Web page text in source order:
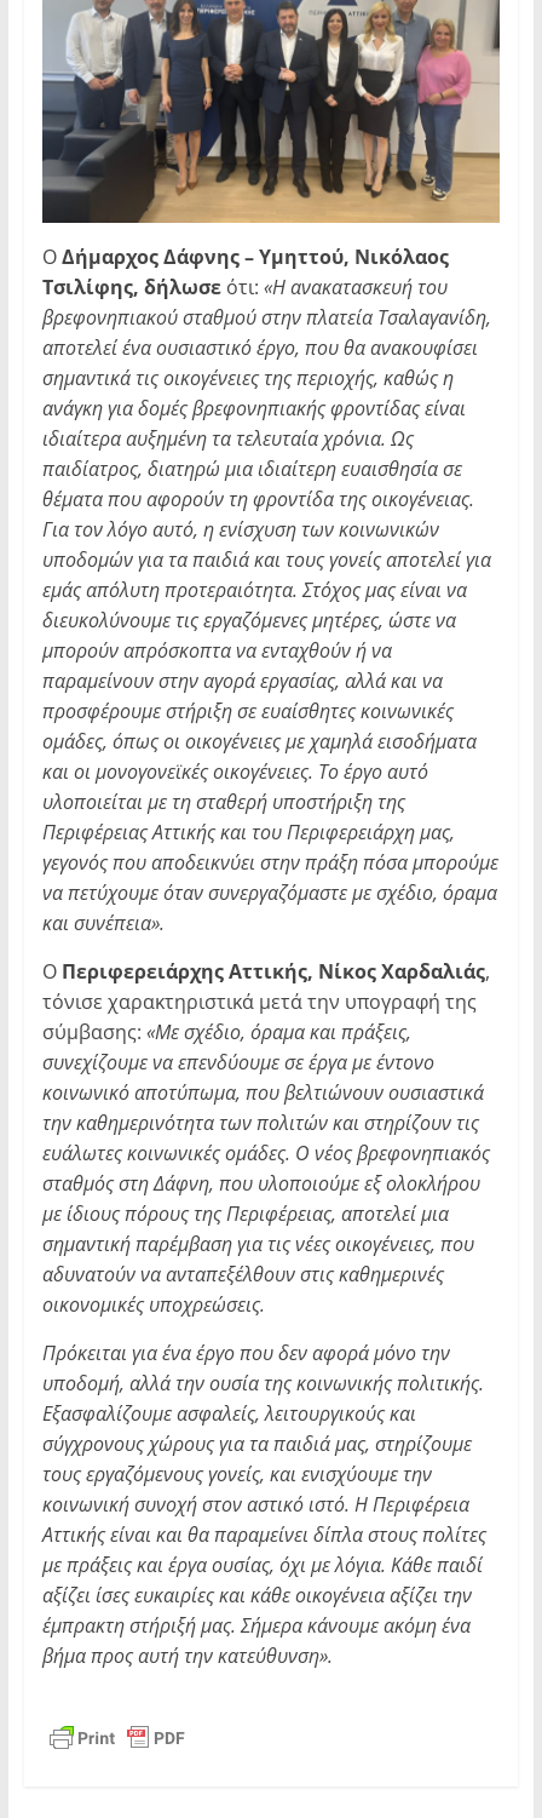
ΟΔήμαρχος Δάφνης – Υμηττού, Νικόλαος
Τσιλίφης, δήλωσεότι: «Η ανακατασκευή του
βρεφονηπιακού σταθμού στην πλατεία Τσαλαγανίδη,
αποτελεί ένα ουσιαστικό έργο, που θα ανακουφίσει
σημαντικά τις οικογένειες της περιοχής, καθώς η
ανάγκη για δομές βρεφονηπιακής φροντίδας είναι
ιδιαίτερα αυξημένη τα τελευταία χρόνια. Ως
παιδίατρος, διατηρώ μια ιδιαίτερη ευαισθησία σε
θέματα που αφορούν τη φροντίδα της οικογένειας.
Για τον λόγο αυτό, η ενίσχυση των κοινωνικών
υποδομών για τα παιδιά και τους γονείς αποτελεί για
εμάς απόλυτη προτεραιότητα. Στόχος μας είναι να
διευκολύνουμε τις εργαζόμενες μητέρες, ώστε να
μπορούν απρόσκοπτα να ενταχθούν ή να
παραμείνουν στην αγορά εργασίας, αλλά και να
προσφέρουμε στήριξη σε ευαίσθητες κοινωνικές
ομάδες, όπως οι οικογένειες με χαμηλά εισοδήματα
και οι μονογονεϊκές οικογένειες. Το έργο αυτό
υλοποιείται με τη σταθερή υποστήριξη της
Περιφέρειας Αττικής και του Περιφερειάρχη μας,
γεγονός που αποδεικνύει στην πράξη πόσα μπορούμε
να πετύχουμε όταν συνεργαζόμαστε με σχέδιο, όραμα
και συνέπεια».
Ο Περιφερειάρχης Αττικής, Νίκος Χαρδαλιάς,
τόνισε χαρακτηριστικά μετά την υπογραφή της
σύμβασης: «Με σχέδιο, όραμα και πράξεις,
συνεχίζουμε να επενδύουμε σε έργα με έντονο
κοινωνικό αποτύπωμα, που βελτιώνουν ουσιαστικά
την καθημερινότητα των πολιτών και στηρίζουν τις
ευάλωτες κοινωνικές ομάδες. Ο νέος βρεφονηπιακός
σταθμός στη Δάφνη, που υλοποιούμε εξ ολοκλήρου
με ίδιους πόρους της Περιφέρειας, αποτελεί μια
σημαντική παρέμβαση για τις νέες οικογένειες, που
αδυνατούν να ανταπεξέλθουν στις καθημερινές
οικονομικές υποχρεώσεις.
Πρόκειται για ένα έργο που δεν αφορά μόνο την
υποδομή, αλλά την ουσία της κοινωνικής πολιτικής.
Εξασφαλίζουμε ασφαλείς, λειτουργικούς και
σύγχρονους χώρους για τα παιδιά μας, στηρίζουμε
τους εργαζόμενους γονείς, και ενισχύουμε την
κοινωνική συνοχή στον αστικό ιστό. Η Περιφέρεια
Αττικής είναι και θα παραμείνει δίπλα στους πολίτες
με πράξεις και έργα ουσίας, όχι με λόγια. Κάθε παιδί
αξίζει ίσες ευκαιρίες και κάθε οικογένεια αξίζει την
έμπρακτη στήριξή μας. Σήμερα κάνουμε ακόμη ένα
βήμα προς αυτή την κατεύθυνση».